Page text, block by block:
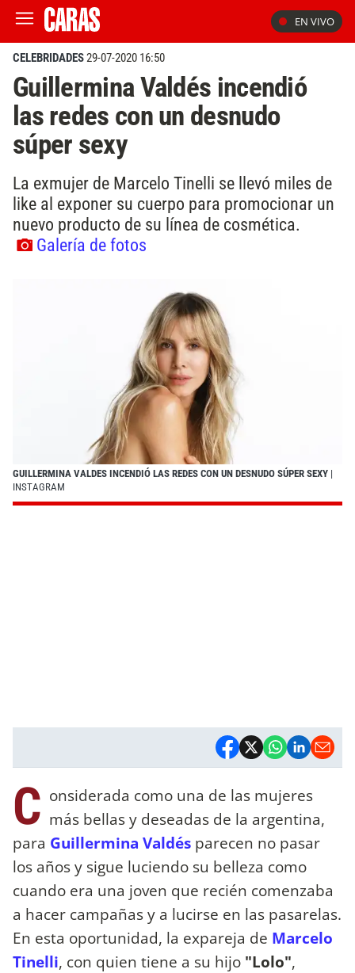
EN VIVO
CELEBRIDADES29-07-2020 16:50
Guillermina Valdés incendió
las redes con un desnudo
súper sexy
La exmujer de Marcelo Tinelli se llevó miles de
like al exponer su cuerpo para promocionar un
nuevo producto de su línea de cosmética.
Galería de fotos
GUILLERMINA VALDES INCENDIÓ LAS REDES CON UN DESNUDO SÚPER SEXY |
INSTAGRAM
C onsiderada como una de las mujeres
más bellas y deseadas de la argentina,
para Guillermina Valdés parecen no pasar
los años y sigue luciendo su belleza como
cuando era una joven que recién comenzaba
a hacer campañas y a lucirse en las pasarelas.
En esta oportunidad, la expareja de Marcelo
Tinelli, con quien tiene a su hijo "Lolo",